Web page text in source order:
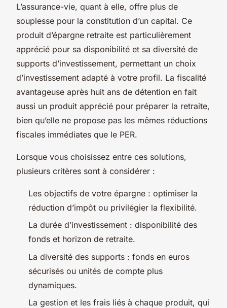
L’assurance-vie, quant à elle, offre plus de
souplesse pour la constitution d’un capital. Ce
produit d’épargne retraite est particulièrement
apprécié pour sa disponibilité et sa diversité de
supports d’investissement, permettant un choix
d’investissement adapté à votre profil. La fiscalité
avantageuse après huit ans de détention en fait
aussi un produit apprécié pour préparer la retraite,
bien qu’elle ne propose pas les mêmes réductions
fiscales immédiates que le PER.
Lorsque vous choisissez entre ces solutions,
plusieurs critères sont à considérer :
Les objectifs de votre épargne : optimiser la
réduction d’impôt ou privilégier la flexibilité.
La durée d’investissement : disponibilité des
fonds et horizon de retraite.
La diversité des supports : fonds en euros
sécurisés ou unités de compte plus
dynamiques.
La gestion et les frais liés à chaque produit, qui